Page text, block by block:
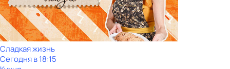
Сладкая жизнь
Сегодня в 18:15